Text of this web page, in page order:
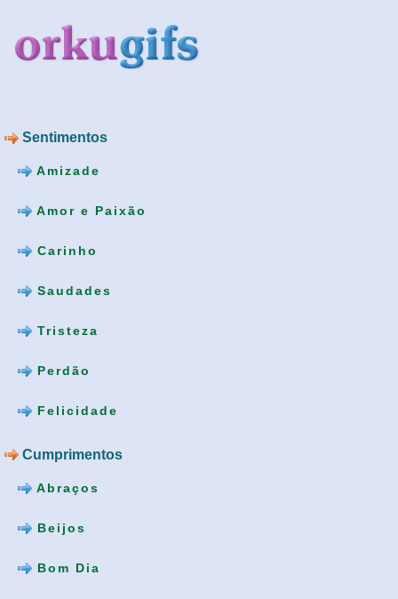
Sentimentos
Amizade
Amor e Paixão
Carinho
Saudades
Tristeza
Perdão
Felicidade
Cumprimentos
Abraços
Beijos
Bom Dia